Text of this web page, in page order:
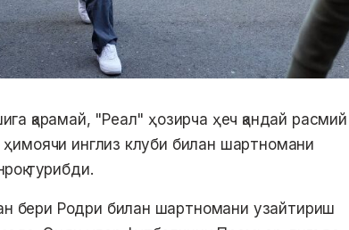
қарамай, "Реал" ҳозирча ҳеч қандай расмий
ҳимоячи инглиз клуби билан шартномани
турибди.
бери Родри билан шартномани узайтириш